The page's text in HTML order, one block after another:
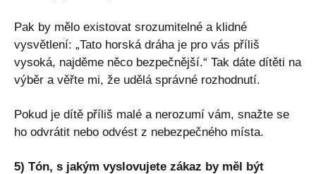
Pak by mělo existovat srozumitelné a klidné
vysvětlení: „Tato horská dráha je pro vás příliš
vysoká, najděme něco bezpečnější.“ Tak dáte dítěti na
výběr a věřte mi, že udělá správné rozhodnutí.
Pokud je dítě příliš malé a nerozumí vám, snažte se
ho odvrátit nebo odvést z nebezpečného místa.
5) Tón, s jakým vyslovujete zákaz by měl být